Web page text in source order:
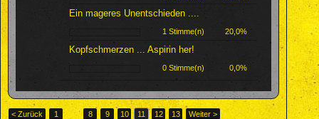
Ein mageres Unentschieden ....
1 Stimme(n) 20,0%
Kopfschmerzen ... Aspirin her!
0 Stimme(n) 0,0%
< Zurück 1 ← 8 9 10 11 12 13 Weiter >